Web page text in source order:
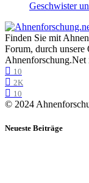
Geschwister
Finden Sie mit
Forum, durch
Ahnenforschung.Net
10
2K
10
© 2024
Neueste Beiträge